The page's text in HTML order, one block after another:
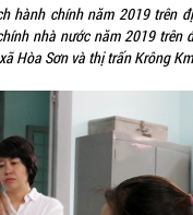
hành chính năm 2019 trên
nhà nước năm 2019 trên
Hòa Sơn và thị trấn Krông